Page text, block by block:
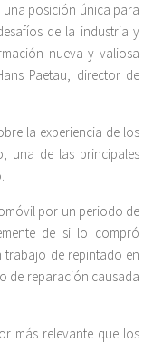
una posición única para
de la industria y
nueva y valiosa
Paetau, director de
la experiencia de los
una de las principales
por un periodo de
de si lo compró
trabajo de repintado en
de reparación causada
más relevante que los